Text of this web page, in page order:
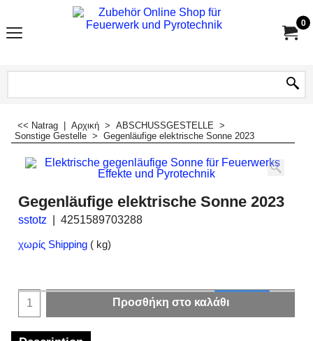
0
<< Natrag Αρχική > ABSCHUSSGESTELLE >
Sonstige Gestelle > Gegenläufige elektrische Sonne 2023
Gegenläufige elektrische Sonne 2023
sstotz 4251589703288
χωρίς Shipping kg
Προσθήκη στο καλάθι